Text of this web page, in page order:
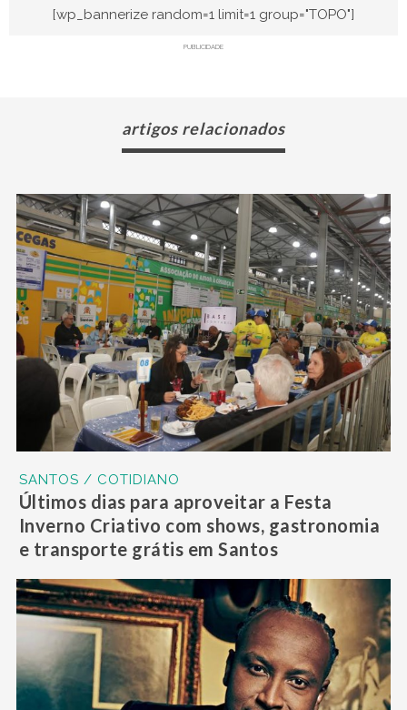
[wp_bannerize random=1 limit=1 group="TOPO"]
PUBLICIDADE
artigos relacionados
SANTOS / COTIDIANO
Últimos dias para aproveitar a Festa
Inverno Criativo com shows, gastronomia
e transporte grátis em Santos